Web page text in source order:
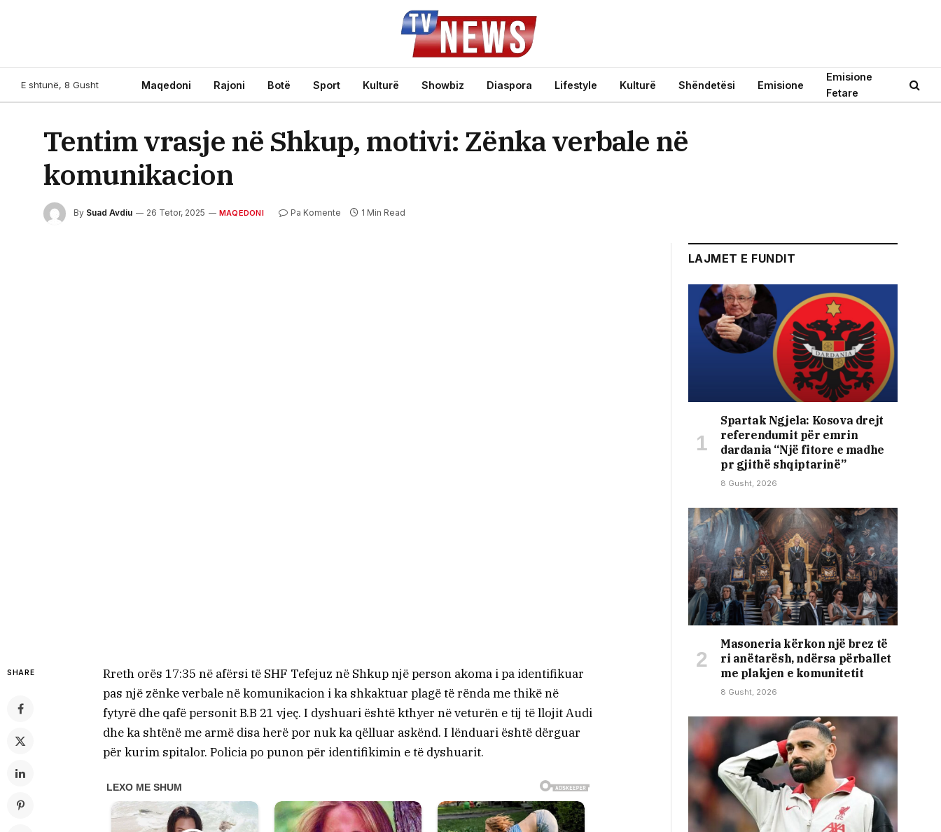
E shtunë, 8 Gusht Maqedoni Rajoni Botë Sport Kulturë Showbiz Diaspora Lifestyle Kulturë Shëndetësi Emisione
Emisione
Fetare
Tentim vrasje në Shkup, motivi: Zënka verbale në
komunikacion
By Suad Avdiu 26 Tetor, 2025 MAQEDONI Pa Komente 1 Min Read
SHARE
Rreth orës 17:35 në afërsi të SHF Tefejuz në Shkup një person akoma i pa identifikuar
pas një zënke verbale në komunikacion i ka shkaktuar plagë të rënda me thikë në
fytyrë dhe qafë personit B.B 21 vjeç. I dyshuari është kthyer në veturën e tij të llojit Audi
dhe ka shtënë me armë disa herë por nuk ka qëlluar askënd. I lënduari është dërguar
për kurim spitalor. Policia po punon për identifikimin e të dyshuarit.
LAJMET E FUNDIT
Spartak Ngjela: Kosova drejt
referendumit për emrin
dardania “Një fitore e madhe
pr gjithë shqiptarinë”
8 Gusht, 2026
Masoneria kërkon një brez të
ri anëtarësh, ndërsa përballet
me plakjen e komunitetit
8 Gusht, 2026